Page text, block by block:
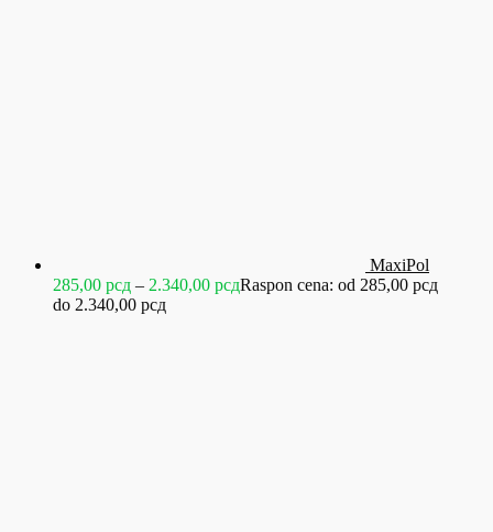
MaxiPol
285,00 рсд – 2.340,00 рсдRaspon cena: od 285,00 рсд
do 2.340,00 рсд